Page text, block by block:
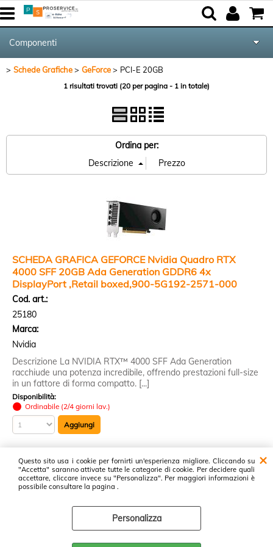
Questo sito usa i cookie per fornirti un'esperienza migliore. Cliccando su
"Accetta" saranno attivate tutte le categorie di cookie. Per decidere quali
accettare, cliccare invece su "Personalizza". Per maggiori informazioni è
possibile consultare la pagina .
Personalizza
Tutte le Categorie
Componenti
Networking & Com.
Schede Grafiche GeForce PCI-E 20GB
1 risultati trovati (20 per pagina - 1 in totale)
Ordina per:
SCHEDA GRAFICA GEFORCE Nvidia Quadro RTX
4000 SFF 20GB Ada Generation GDDR6 4x
DisplayPort ,Retail boxed,900-5G192-2571-000
Cod. art.:
25180
Marca:
Nvidia
Descrizione La NVIDIA RTX™ 4000 SFF Ada Generation
racchiude una potenza incredibile, offrendo prestazioni full-size
in un fattore di forma compatto. [...]
Disponibilità:
Ordinabile (2/4 giorni lav.)
1 risultati trovati (20 per pagina - 1 in totale)
Proservice srl ~ Cash & Carry Prodotti Informatici ~ Via Luxemburg, 37 -